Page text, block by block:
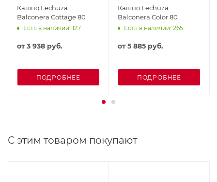
Кашпо Lechuza
Balconera Cottage 80
Есть в наличии: 127
от3 938 руб.
ПОДРОБНЕЕ
Кашпо Lechuza
Balconera Color 80
Есть в наличии: 265
от5 885 руб.
ПОДРОБНЕЕ
С этим товаром покупают